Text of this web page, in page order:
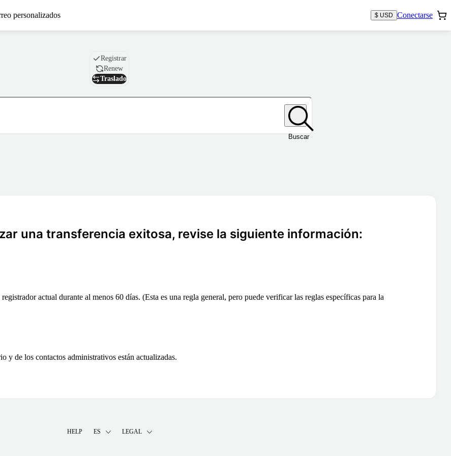
personalizados $ USD Conectarse
Nombre de dominio
Registrar
Renew
Traslado
Buscar
una transferencia exitosa, revise la siguiente información:
actual durante al menos 60 días. (Esta es una regla general, pero puede verificar las reglas específicas para la
y de los contactos administrativos están actualizadas.
HELP ES LEGAL